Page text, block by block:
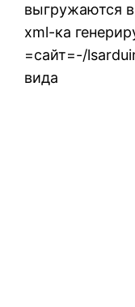
выгружаются
xml-ка
=сайт=-/
вида